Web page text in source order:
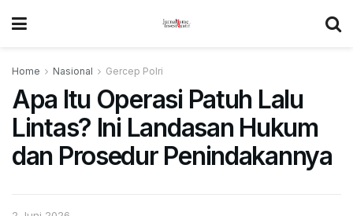
Home Nasional Gercep Polri
Apa Itu Operasi Patuh Lalu
Lintas? Ini Landasan Hukum
dan Prosedur Penindakannya